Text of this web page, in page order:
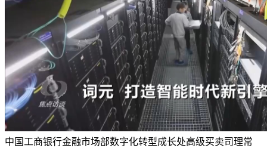
中国工商银行金融市场部数字化转型成长处高级买卖司理常